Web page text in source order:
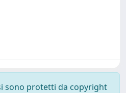
sono protetti da copyright